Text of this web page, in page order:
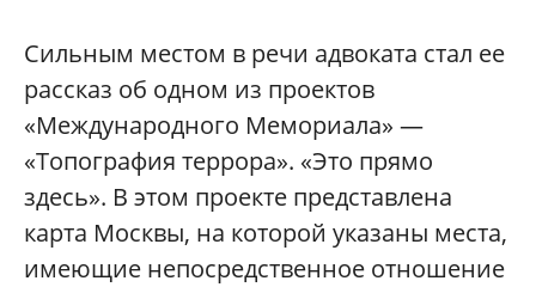
Сильным местом в речи адвоката стал ее
рассказ об одном из проектов
«Международного Мемориала» —
«Топография террора». «Это прямо
здесь». В этом проекте представлена
карта Москвы, на которой указаны места,
имеющие непосредственное отношение